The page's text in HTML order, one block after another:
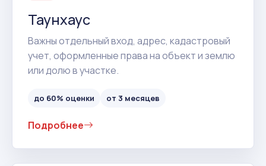
Таунхаус
Важны отдельный вход, адрес, кадастровый
учет, оформленные права на объект и землю
или долю в участке.
до 60% оценки от 3 месяцев
Подробнее